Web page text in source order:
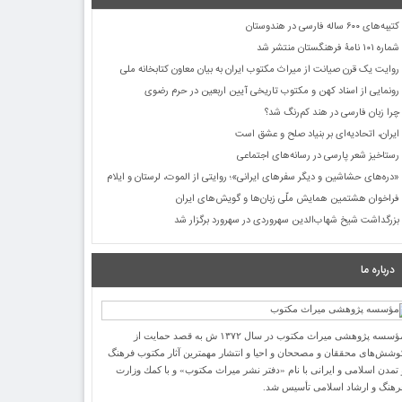
کتیبه‌های ۶۰۰ ساله فارسی در هندوستان
شماره ۱۰۱ نامۀ فرهنگستان منتشر شد
روایت یک قرن صیانت از میراث مکتوب ایران به بیان معاون کتابخانه ملی
رونمایی از اسناد کهن و مکتوب تاریخی آیین اربعین در حرم رضوی
چرا زبان فارسی در هند کم‌رنگ شد؟
ایران، اتحادیه‌ای بر بنیاد صلح و عشق است
رستاخیز شعر پارسی در رسانه‌های اجتماعی
«دره‌های حشاشین و دیگر سفرهای ایرانی»؛ روایتی از الموت، لرستان و ایلام
فراخوان هشتمین همایش ملّی زبان‌ها و گویش‌های ایران
بزرگداشت شیخ شهاب‌الدین سهروردی در سهرورد برگزار شد
درباره ما
مؤسسه پژوهشی میراث مكتوب در سال ۱۳۷۲ ش به قصد حمایت از
محققان و مصححان و احیا و انتشار مهمترین آثار مكتوب فرهنگ
تمدن اسلامی و ایرانی با نام «دفتر نشر میراث مكتوب» و با كمك وزارت
و ارشاد اسلامی تأسیس شد.